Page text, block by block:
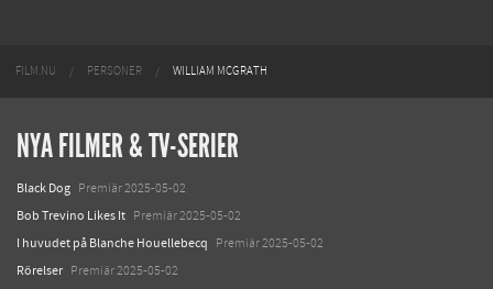
FILM.NU PERSONER WILLIAM MCGRATH
NYA FILMER & TV-SERIER
Black Dog Premiär 2025-05-02
Bob Trevino Likes It Premiär 2025-05-02
I huvudet på Blanche Houellebecq Premiär 2025-05-02
Rörelser Premiär 2025-05-02